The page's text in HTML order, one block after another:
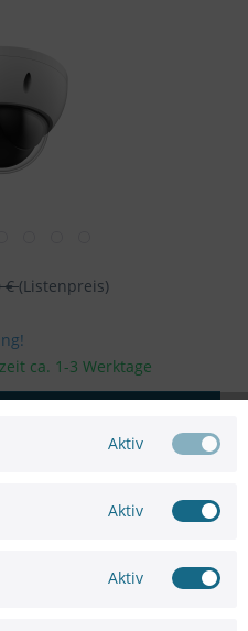
€(Listenpreis)
ca. 1-3 Werktage
Aktiv
Aktiv
Aktiv